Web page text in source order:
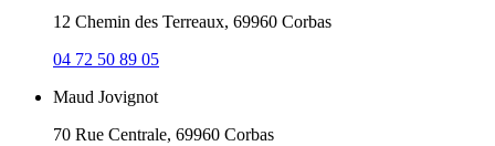
12 Chemin des Terreaux, 69960 Corbas
04 72 50 89 05
Maud Jovignot
70 Rue Centrale, 69960 Corbas